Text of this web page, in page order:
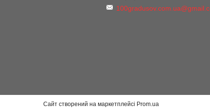
Сайт створений на маркетплейсі Prom.ua